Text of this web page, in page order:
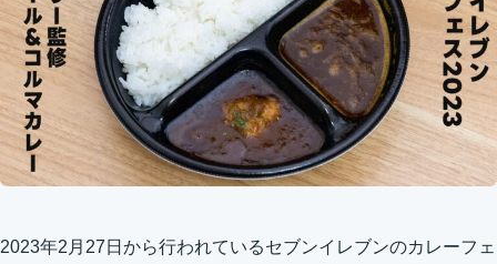
2023年2月27日から行われているセブンイレブンのカレーフェ